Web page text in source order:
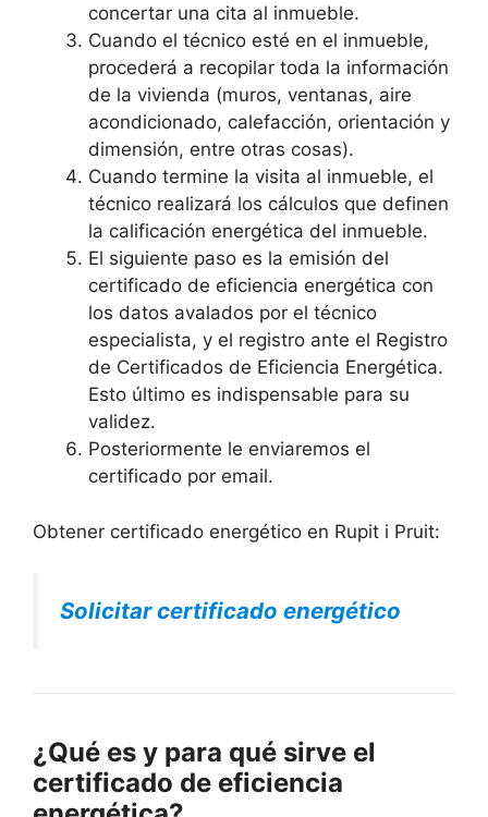
concertar una cita al inmueble.
Cuando el técnico esté en el inmueble,
procederá a recopilar toda la información
de la vivienda (muros, ventanas, aire
acondicionado, calefacción, orientación y
dimensión, entre otras cosas).
Cuando termine la visita al inmueble, el
técnico realizará los cálculos que definen
la calificación energética del inmueble.
El siguiente paso es la emisión del
certificado de eficiencia energética con
los datos avalados por el técnico
especialista, y el registro ante el Registro
de Certificados de Eficiencia Energética.
Esto último es indispensable para su
validez.
Posteriormente le enviaremos el
certificado por email.
Obtener certificado energético en Rupit i Pruit:
Solicitar certificado energético
¿Qué es y para qué sirve el
certificado de eficiencia